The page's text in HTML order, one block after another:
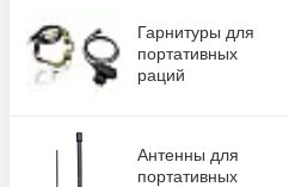
Гарнитуры для
портативных
раций
Антенны для
портативных